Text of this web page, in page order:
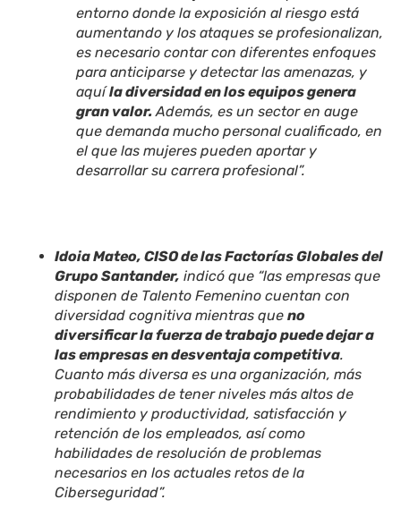
entorno donde la exposición al riesgo está
aumentando y los ataques se profesionalizan,
es necesario contar con diferentes enfoques
para anticiparse y detectar las amenazas, y
aquíla diversidad en los equipos genera
gran valor.Además, es un sector en auge
que demanda mucho personal cualificado, en
el que las mujeres pueden aportar y
desarrollar su carrera profesional”.
Idoia Mateo, CISO de las Factorías Globales del
Grupo Santander, indicó que “las empresas que
disponen de Talento Femenino cuentan con
diversidad cognitiva mientras queno
diversificar la fuerza de trabajo puede dejar a
las empresas en desventaja competitiva.
Cuanto más diversa es una organización, más
probabilidades de tener niveles más altos de
rendimiento y productividad, satisfacción y
retención de los empleados, así como
habilidades de resolución de problemas
necesarios en los actuales retos de la
Ciberseguridad”.